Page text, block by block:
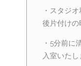
・スタジ
後片付けの
・5分前に
入室いたし